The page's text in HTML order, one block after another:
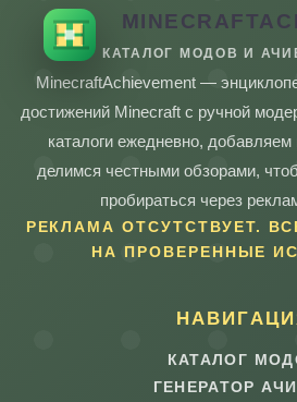
КАТАЛОГ МОДОВ И
MinecraftAchievement —
достижений Minecraft с ручной
каталоги ежедневно,
делимся честными обзорами,
пробираться через
РЕКЛАМА ОТСУТСТВУЕТ.
НА ПРОВЕРЕННЫЕ
КАТАЛОГ
ГЕНЕРАТОР